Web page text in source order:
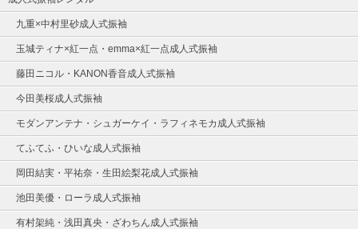
九重×中村里砂成人式振袖
玉城ティナ×紅一点・emma×紅一点成人式振袖
藤田ニコル・KANON香音成人式振袖
今田美桜成人式振袖
モダンアンテナ・シュガーケイ・ラフィネモカ成人式振袖
てふてふ・ひいな成人式振袖
岡田結実・平祐奈・生田絵梨花成人式振袖
池田美優・ローラ成人式振袖
有村架純・浅田真央・ざわちん成人式振袖